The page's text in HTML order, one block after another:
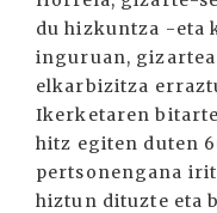
du hizkuntza -eta
inguruan,
elkarbizitza
Ikerketaren
hitz egiten duten
pertsonengana
hiztun dituzte eta